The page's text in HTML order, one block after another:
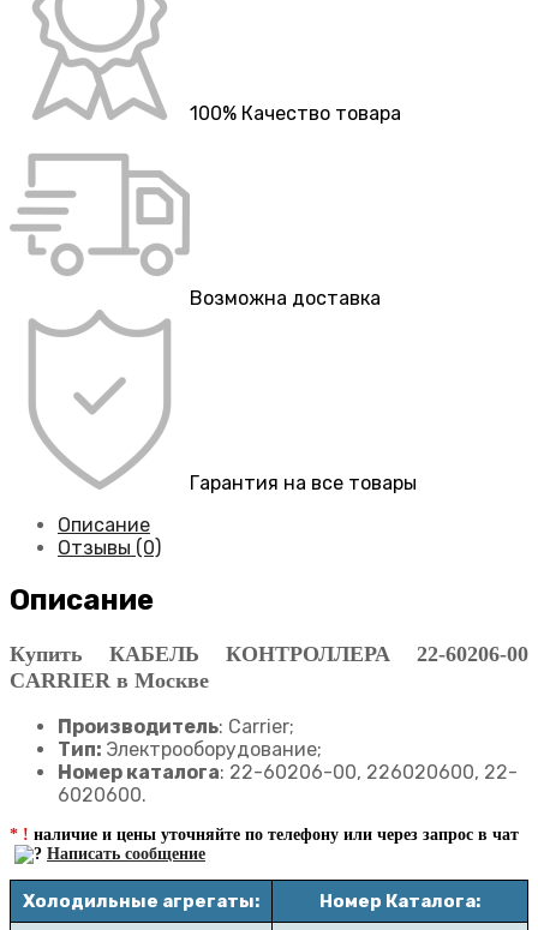
100% Качество товара
Возможна доставка
Гарантия на все товары
Описание
Отзывы (0)
Описание
Купить КАБЕЛЬ КОНТРОЛЛЕРА 22-60206-00
CARRIER в Москве
Производитель: Carrier;
Тип: Электрооборудование;
Номер каталога: 22-60206-00, 226020600, 22-
6020600.
* ! наличие и цены уточняйте по телефону или через запрос в чат
Написать сообщение
Холодильные агрегаты: Номер Каталога: